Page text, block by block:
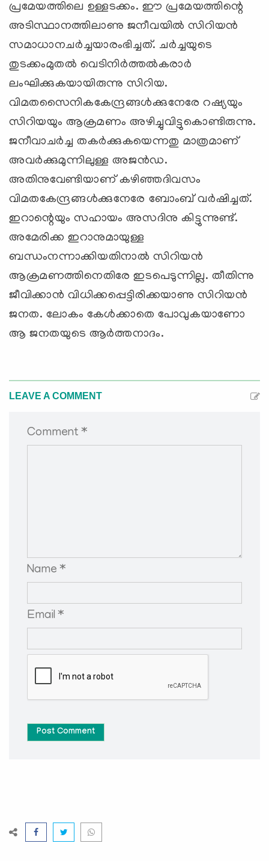
പ്രമേയത്തിലെ ഉള്ളടക്കം. ഈ പ്രമേയത്തിന്റെ
അടിസ്ഥാനത്തിലാണു ജനീവയില്‍ സിറിയന്‍
സമാധാനചര്‍ച്ചയാരംഭിച്ചത്. ചര്‍ച്ചയുടെ
തുടക്കംമുതല്‍ വെടിനിര്‍ത്തല്‍കരാര്‍
ലംഘിക്കുകയായിരുന്നു സിറിയ.
വിമതസൈനികകേന്ദ്രങ്ങള്‍ക്കുനേരേ റഷ്യയും
സിറിയയും ആക്രമണം അഴിച്ചുവിട്ടുകൊണ്ടിരുന്നു.
ജനീവാചര്‍ച്ച തകര്‍ക്കുകയെന്നതു മാത്രമാണ്
അവര്‍ക്കുമുന്നിലുള്ള അജന്‍ഡ.
അതിനുവേണ്ടിയാണ് കഴിഞ്ഞദിവസം
വിമതകേന്ദ്രങ്ങള്‍ക്കുനേരേ ബോംബ് വര്‍ഷിച്ചത്.
ഇറാന്റെയും സഹായം അസദിനു കിട്ടുന്നുണ്ട്.
അമേരിക്ക ഇറാനുമായുള്ള
ബന്ധംനന്നാക്കിയതിനാല്‍ സിറിയന്‍
ആക്രമണത്തിനെതിരേ ഇടപെടുന്നില്ല. തീതിന്നു
ജീവിക്കാന്‍ വിധിക്കപ്പെട്ടിരിക്കയാണു സിറിയന്‍
ജനത. ലോകം കേള്‍ക്കാതെ പോവുകയാണോ
ആ ജനതയുടെ ആര്‍ത്തനാദം.
LEAVE A COMMENT
Comment *
Name *
Email *
Post Comment